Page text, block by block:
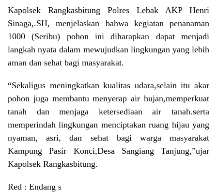
Kapolsek Rangkasbitung Polres Lebak AKP Henri
Sinaga,.SH, menjelaskan bahwa kegiatan penanaman
1000 (Seribu) pohon ini diharapkan dapat menjadi
langkah nyata dalam mewujudkan lingkungan yang lebih
aman dan sehat bagi masyarakat.
“Sekaligus meningkatkan kualitas udara,selain itu akar
pohon juga membantu menyerap air hujan,memperkuat
tanah dan menjaga ketersediaan air tanah.serta
memperindah lingkungan menciptakan ruang hijau yang
nyaman, asri, dan sehat bagi warga masyarakat
Kampung Pasir Konci,Desa Sangiang Tanjung,”ujar
Kapolsek Rangkasbitung.
Red : Endang s